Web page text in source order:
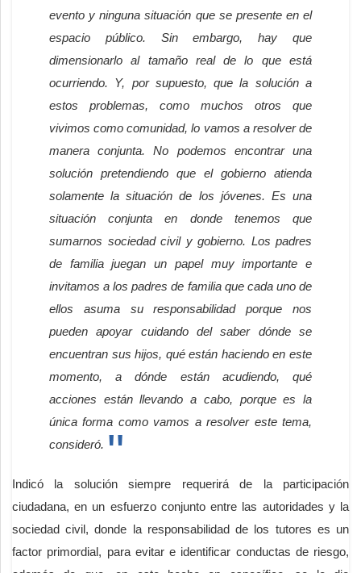
evento y ninguna situación que se presente en el
espacio público. Sin embargo, hay que
dimensionarlo al tamaño real de lo que está
ocurriendo. Y, por supuesto, que la solución a
estos problemas, como muchos otros que
vivimos como comunidad, lo vamos a resolver de
manera conjunta. No podemos encontrar una
solución pretendiendo que el gobierno atienda
solamente la situación de los jóvenes. Es una
situación conjunta en donde tenemos que
sumarnos sociedad civil y gobierno. Los padres
de familia juegan un papel muy importante e
invitamos a los padres de familia que cada uno de
ellos asuma su responsabilidad porque nos
pueden apoyar cuidando del saber dónde se
encuentran sus hijos, qué están haciendo en este
momento, a dónde están acudiendo, qué
acciones están llevando a cabo, porque es la
única forma como vamos a resolver este tema,
consideró.
Indicó la solución siempre requerirá de la participación
ciudadana, en un esfuerzo conjunto entre las autoridades y la
sociedad civil, donde la responsabilidad de los tutores es un
factor primordial, para evitar e identificar conductas de riesgo,